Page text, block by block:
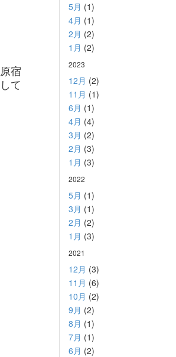
宿
て
5月 (1)
4月 (1)
2月 (2)
1月 (2)
2023
12月 (2)
11月 (1)
6月 (1)
4月 (4)
3月 (2)
2月 (3)
1月 (3)
2022
5月 (1)
3月 (1)
2月 (2)
1月 (3)
2021
12月 (3)
11月 (6)
10月 (2)
9月 (2)
8月 (1)
7月 (1)
6月 (2)